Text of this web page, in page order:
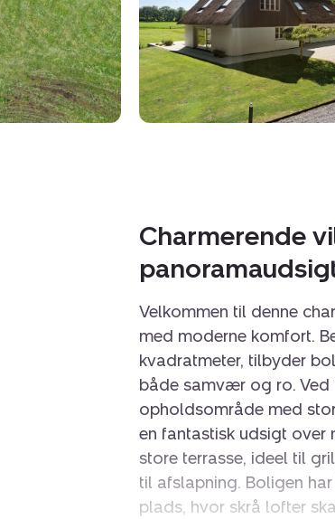
Charmerende
Velkommen til denne
med moderne komfort.
kvadratmeter, tilbyder
både samvær og ro.
opholdsområde med
en fantastisk udsigt over
store terrasse, ideel til
til afslapning. Boligen
plads, hvor skrå lofter